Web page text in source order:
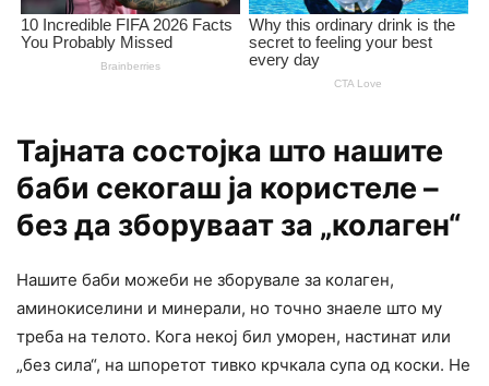
Тајната состојка што нашите
баби секогаш ја користеле –
без да зборуваат за „колаген“
Нашите баби можеби не зборувале за колаген,
аминокиселини и минерали, но точно знаеле што му
треба на телото. Кога некој бил уморен, настинат или
„без сила“, на шпоретот тивко крчкала супа од коски. Не